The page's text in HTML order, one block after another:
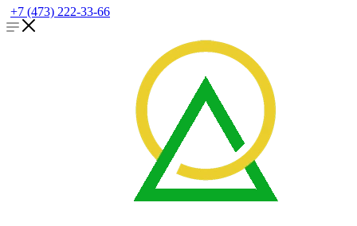
+7 (473) 222-33-66